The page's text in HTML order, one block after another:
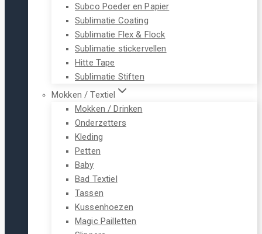
Subco Poeder en Papier
Sublimatie Coating
Sublimatie Flex & Flock
Sublimatie stickervellen
Hitte Tape
Sublimatie Stiften
Mokken / Textiel
Mokken / Drinken
Onderzetters
Kleding
Petten
Baby
Bad Textiel
Tassen
Kussenhoezen
Magic Pailletten